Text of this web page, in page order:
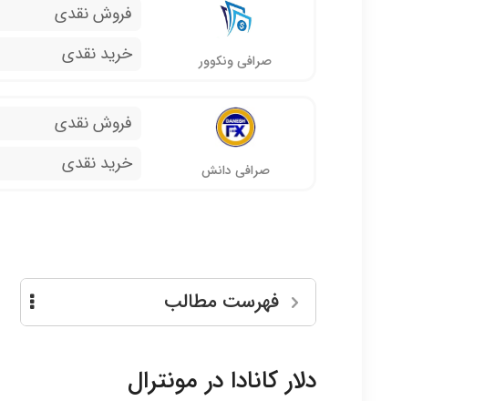
صرافی ونکوور
فروش نقدی
خرید نقدی
صرافی دانش
فروش نقدی
خرید نقدی
فهرست مطالب
دلار کانادا در مونترال